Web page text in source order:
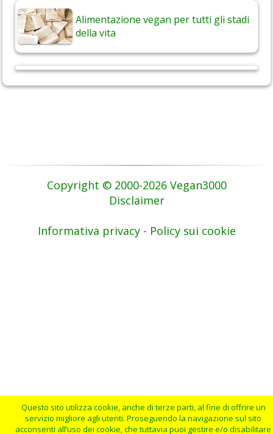
Alimentazione vegan per tutti gli stadi
della vita
Copyright © 2000-2026 Vegan3000
Disclaimer
Informativa privacy - Policy sui cookie
Questo sito utilizza cookie, anche di terze parti, al fine di offrire un
servizio migliore agli utenti. Proseguendo la navigazione sul sito
acconsenti all’uso dei cookie, che tuttavia puoi gestire e/o disabilitare